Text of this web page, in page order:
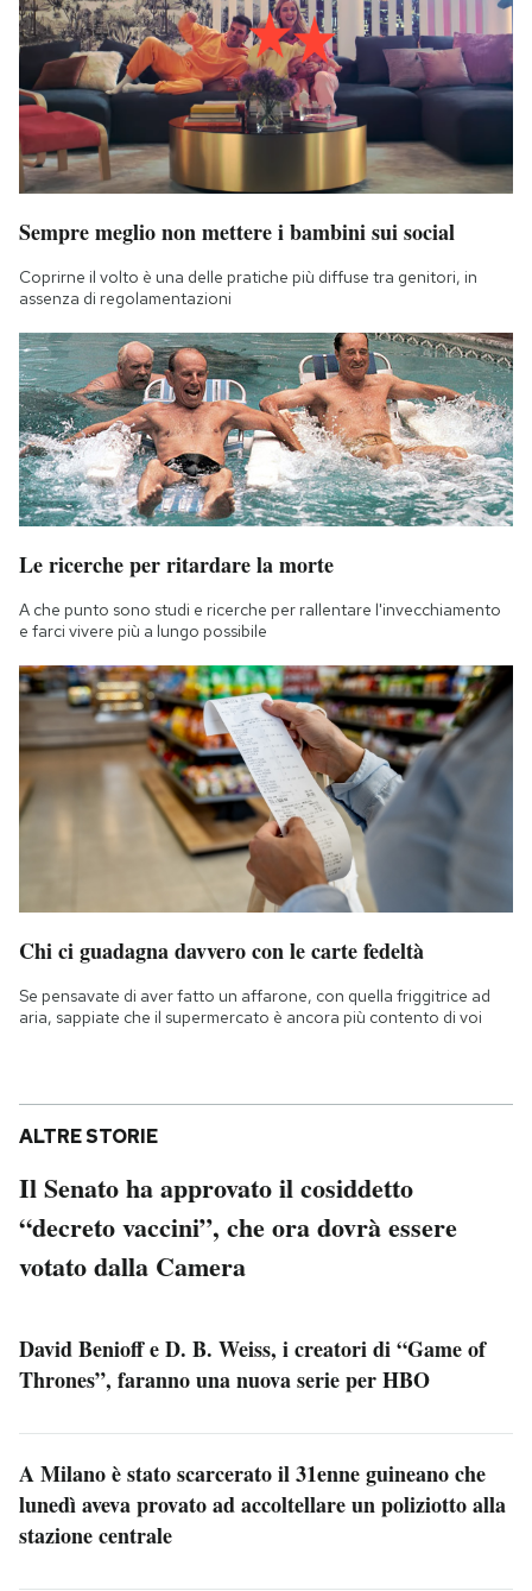
Sempre meglio non mettere i bambini sui social
Coprirne il volto è una delle pratiche più diffuse tra genitori, in
assenza di regolamentazioni
Le ricerche per ritardare la morte
A che punto sono studi e ricerche per rallentare l'invecchiamento
e farci vivere più a lungo possibile
Chi ci guadagna davvero con le carte fedeltà
Se pensavate di aver fatto un affarone, con quella friggitrice ad
aria, sappiate che il supermercato è ancora più contento di voi
ALTRE STORIE
Il Senato ha approvato il cosiddetto
“decreto vaccini”, che ora dovrà essere
votato dalla Camera
David Benioff e D. B. Weiss, i creatori di “Game of
Thrones”, faranno una nuova serie per HBO
A Milano è stato scarcerato il 31enne guineano che
lunedì aveva provato ad accoltellare un poliziotto alla
stazione centrale